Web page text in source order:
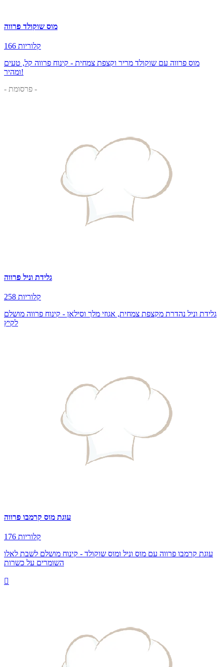
מוס שוקולד פרווה
166 קלוריות
מוס פרווה עם שוקולד מריר וקצפת צמחית - קינוח פרווה קל, טעים
ומהיר!
- פרסומת -
גלידת וניל פרווה
258 קלוריות
גלידת וניל נהדרת מקצפת צמחית, אגוזי מלך וסילאן - קינוח פרווה מושלם
לקיץ
עוגת מוס קרמבו פרווה
176 קלוריות
עוגת קרמבו פרווה עם מוס וניל ומוס שוקולד - קינוח מושלם לשבת לאלו
השומרים על כשרות
